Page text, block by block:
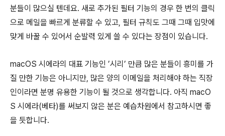
분들이 많으실 텐데요. 새로 추가된 필터 기능의 경우 한 번의 클릭
으로 메일을 빠르게 분류할 수 있고, 필터 규칙도 그때 그때 입맛에
맞게 바꿀 수 있어서 순발력 있게 쓸 수 있다는 장점이 있습니다.
macOS 시에라의 대표 기능인 ’시리’ 만큼 많은 분들이 흥미를 가
질 만한 기능은 아니지만, 많은 양의 이메일을 처리해야 하는 직장
인이라면 분명 유용한 기능이 될 것으로 생각합니다. 아직 macO
S 시에라(베타)를 써보지 않은 분은 예습차원에서 참고하시면 좋
을 듯합니다.